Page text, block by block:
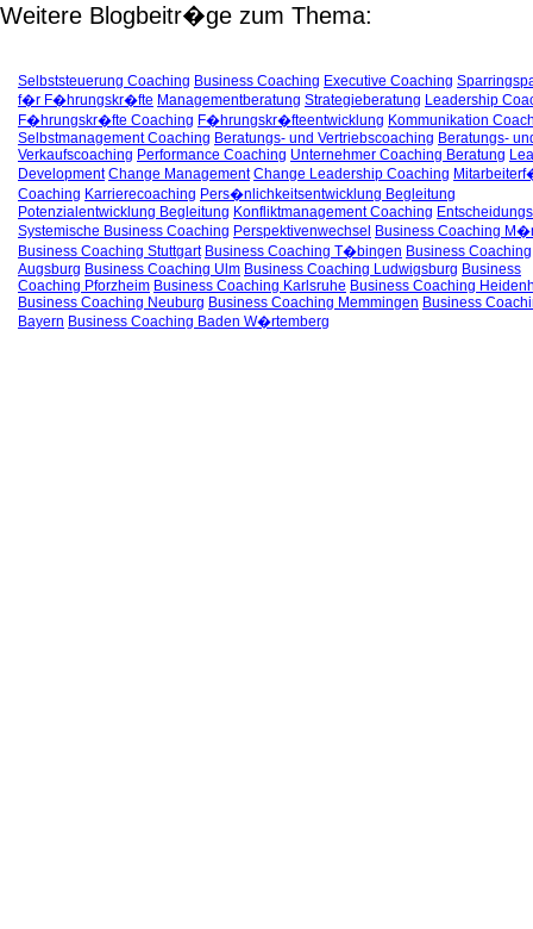
Weitere Blogbeitr�ge zum Thema:
Selbststeuerung Coaching Business Coaching Executive Coaching
f�r F�hrungskr�fte Managementberatung Strategieberatung Leadership
F�hrungskr�fte Coaching F�hrungskr�fteentwicklung Kommunikation
Selbstmanagement Coaching Beratungs- und Vertriebscoaching Beratungs-
Verkaufscoaching Performance Coaching Unternehmer Coaching Beratung
Development Change Management Change Leadership Coaching
Coaching Karrierecoaching Pers�nlichkeitsentwicklung Begleitung
Potenzialentwicklung Begleitung Konfliktmanagement Coaching
Systemische Business Coaching Perspektivenwechsel Business Coaching
Business Coaching Stuttgart Business Coaching T�bingen Business Coaching
Augsburg Business Coaching Ulm Business Coaching Ludwigsburg Business
Coaching Pforzheim Business Coaching Karlsruhe Business Coaching
Business Coaching Neuburg Business Coaching Memmingen Business
Bayern Business Coaching Baden W�rtemberg